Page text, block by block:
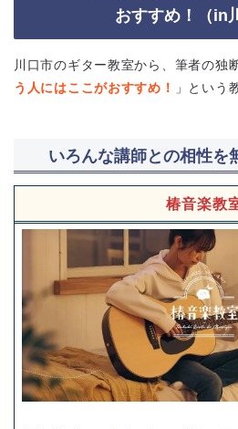
おすすめ！（in
川口市のギター教室から、筆者の独
う人にはここがおすすめ！
」という
いろんな講師との相性を
椿音楽教